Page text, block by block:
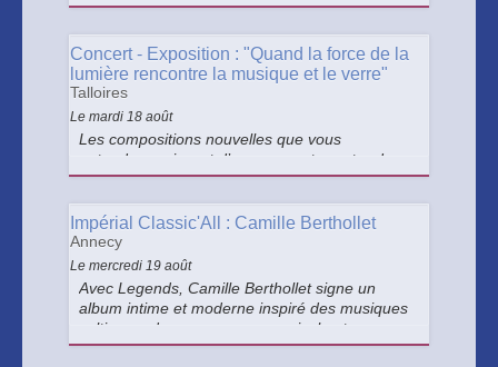
autour d’une programmation éclectique,
Bazar sans frontières.
Concert - Exposition : "Quand la force de la
lumière rencontre la musique et le verre"
Talloires
Le mardi 18 août
Les compositions nouvelles que vous
entendrez naissent d’une rencontre entre deux
artistes indépendants, tous les deux en liens
et réunis ici sur les rives paisibles du lac
d’Annecy.
Impérial Classic'All : Camille Berthollet
Annecy
Le mercredi 19 août
Avec Legends, Camille Berthollet signe un
album intime et moderne inspiré des musiques
celtiques, dans un voyage musical entre
traditions et influences contemporaines mêlant